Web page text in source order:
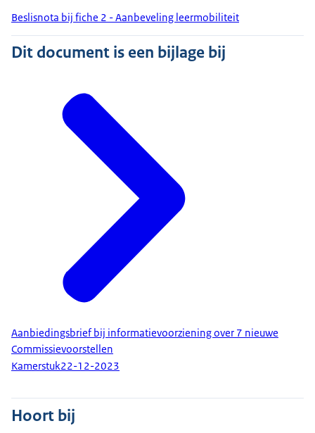
Beslisnota bij fiche 2 - Aanbeveling leermobiliteit
Dit document is een bijlage bij
Aanbiedingsbrief bij informatievoorziening over 7 nieuwe
Commissievoorstellen
Kamerstuk22-12-2023
Hoort bij